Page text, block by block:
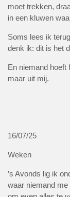
moet trekken,
in een kluwen
Soms lees ik
denk ik: dit is het
En niemand hoeft
maar uit mij.
16/07/25
Weken
’s Avonds lig ik
waar niemand me